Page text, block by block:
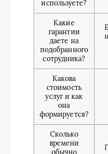
используете?
Какие
гарантии
даете на
подобранного
сотрудника?
Какова
стоимость
услуг и как
она
формируется?
Сколько
времени
обычно